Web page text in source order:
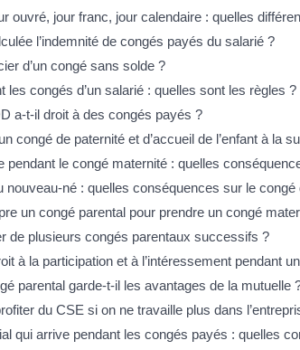
ouvré, jour franc, jour calendaire : quelles
l’indemnité de congés payés du salarié ?
d’un congé sans solde ?
les congés d’un salarié : quelles sont les règles ?
a-t-il droit à des congés payés ?
congé de paternité et d’accueil de l’enfant à la
pendant le congé maternité : quelles
nouveau-né : quelles conséquences sur le congé
un congé parental pour prendre un congé
de plusieurs congés parentaux successifs ?
à la participation et à l’intéressement pendant
parental garde-t-il les avantages de la mutuelle
du CSE si on ne travaille plus dans
qui arrive pendant les congés payés : quelles